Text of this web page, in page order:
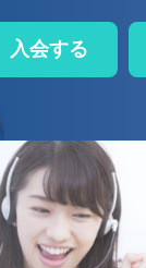
入会する